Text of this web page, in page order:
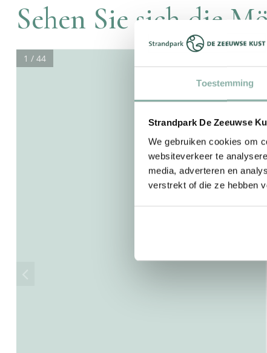
Toestemming
Strandpark De Zeeuwse
We gebruiken cookies om
websiteverkeer te
media, adverteren en
verstrekt of die ze hebben
Sehen Sie sich die
1 / 44